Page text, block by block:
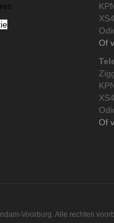
Of
Of
Voorburg. Alle rechten